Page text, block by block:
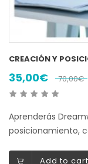
CREACIÓN Y
35,00€ 70,00€
Aprenderás
posicionamiento,
Add to cart